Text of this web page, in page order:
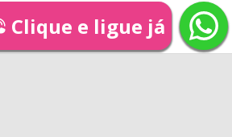
Clique e ligue já